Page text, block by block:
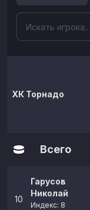
ХК Торнадо
Всего
10
Гарусов
Николай
Индекс: 8